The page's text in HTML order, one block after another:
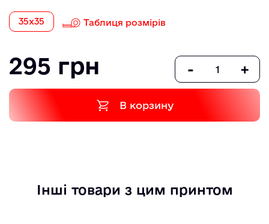
35х35 Таблиця розмірів
295 грн - +
В корзину
Інші товари з цим принтом